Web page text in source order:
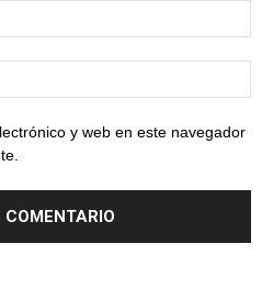
y web en este navegador